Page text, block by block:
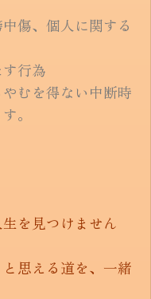
傷、個人に関する
行為
むを得ない中断時
。
を見つけません
思える道を、一緒